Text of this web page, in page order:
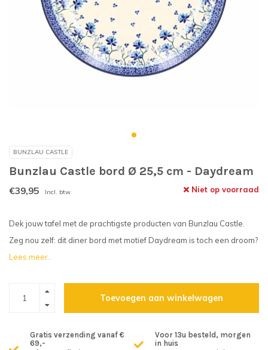
BUNZLAU CASTLE
Bunzlau Castle bord Ø 25,5 cm - Daydream
€39,95 Incl. btw Niet op voorraad
Dek jouw tafel met de prachtigste producten van Bunzlau Castle.
Zeg nou zelf: dit diner bord met motief Daydream is toch een droom?
Lees meer..
Toevoegen aan winkelwagen
Gratis verzending vanaf €
69,-
Voor 13u besteld, morgen
in huis